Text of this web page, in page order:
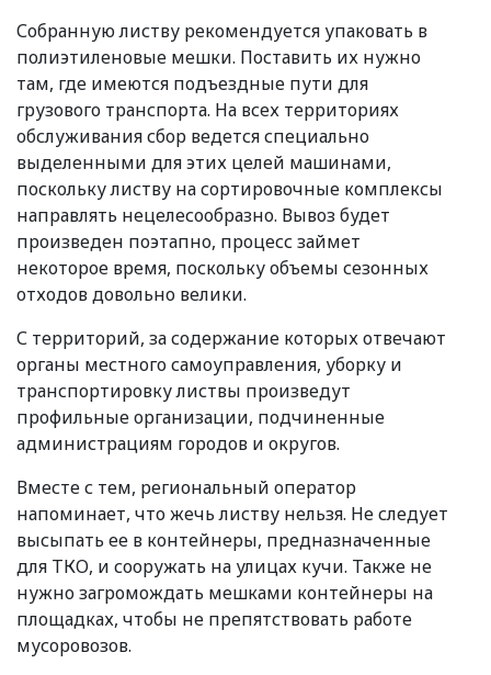
Собранную листву рекомендуется упаковать в
полиэтиленовые мешки. Поставить их нужно
там, где имеются подъездные пути для
грузового транспорта. На всех территориях
обслуживания сбор ведется специально
выделенными для этих целей машинами,
поскольку листву на сортировочные комплексы
направлять нецелесообразно. Вывоз будет
произведен поэтапно, процесс займет
некоторое время, поскольку объемы сезонных
отходов довольно велики.
С территорий, за содержание которых отвечают
органы местного самоуправления, уборку и
транспортировку листвы произведут
профильные организации, подчиненные
администрациям городов и округов.
Вместе с тем, региональный оператор
напоминает, что жечь листву нельзя. Не следует
высыпать ее в контейнеры, предназначенные
для ТКО, и сооружать на улицах кучи. Также не
нужно загромождать мешками контейнеры на
площадках, чтобы не препятствовать работе
мусоровозов.